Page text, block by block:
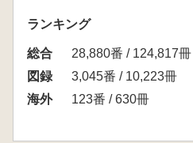
ランキング
総合
28,880番 / 124,817冊
図録
3,045番 / 10,223冊
海外
123番 / 630冊